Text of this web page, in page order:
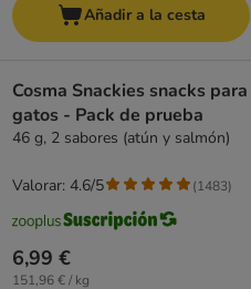
Añadir a la cesta
Cosma Snackies snacks para
gatos - Pack de prueba
46 g, 2 sabores (atún y salmón)
6,99 €
151,96 € / kg
Valorar: 4.6/5 (1483)